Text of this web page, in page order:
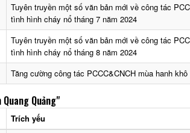
Tuyên truyền một số văn bản mới về công tác
tình hình cháy nổ tháng 7 năm 2024
Tuyên truyền một số văn bản mới về công tác
tình hình cháy nổ tháng 8 năm 2024
Tăng cường công tác PCCC&CNCH mùa hanh khô
Quang Quảng"
Trích yếu